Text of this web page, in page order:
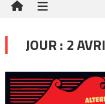
JOUR : 2